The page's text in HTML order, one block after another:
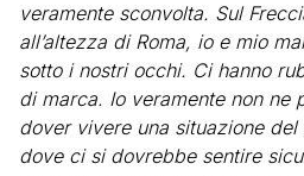
veramente sconvolta. Sul
all’altezza di Roma, io e mio
sotto i nostri occhi. Ci hanno
di marca. Io veramente non ne
dover vivere una situazione
dove ci si dovrebbe sentire